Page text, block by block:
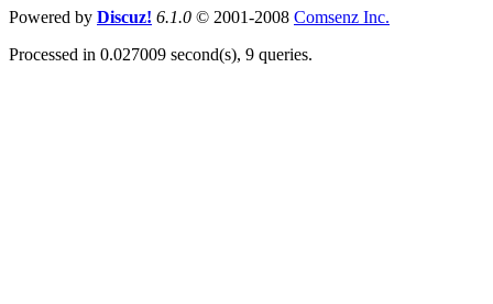
Powered by Discuz! 6.1.0 © 2001-2008 Comsenz Inc.
Processed in 0.027009 second(s), 9 queries.